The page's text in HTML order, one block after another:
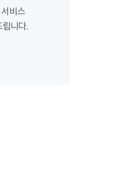
서비스
립니다.